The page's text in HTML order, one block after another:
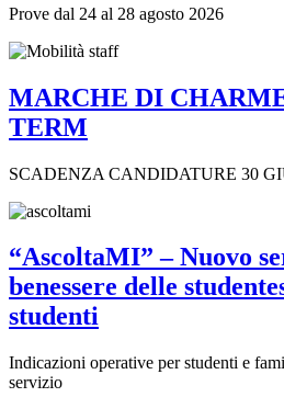
Prove dal 24 al 28 agosto 2026
MARCHE DI
TERM
SCADENZA CANDIDATURE 30
“AscoltaMI” – Nuovo
benessere delle
studenti
Indicazioni operative per studenti e
servizio